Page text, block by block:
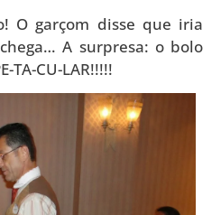
O garçom disse que iria
A surpresa: o bolo
TA-CU-LAR!!!!!